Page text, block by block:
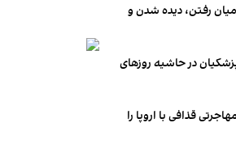
رفتن، دیده شدن و
در حاشیه روزهای
قذافی با اروپا را